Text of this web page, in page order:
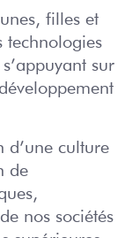
filles et
technologies
sur
d’une culture
de
nos sociétés